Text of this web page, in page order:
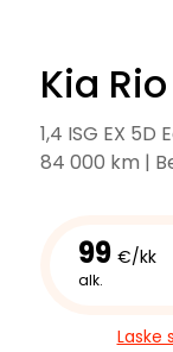
Kia Rio
1,4 ISG EX 5D
84 000 km |
99 €/kk
alk.
Laske